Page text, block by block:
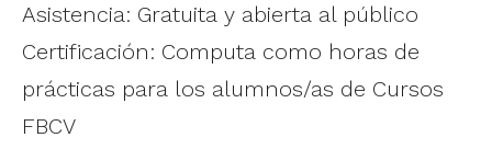
Asistencia: Gratuita y abierta al público
Certificación: Computa como horas de
prácticas para los alumnos/as de Cursos
FBCV